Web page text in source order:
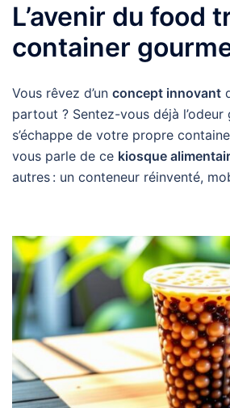
L’avenir du food
container
Vous rêvez d’un concept innovant
partout ? Sentez-vous déjà l’odeur
s’échappe de votre propre
vous parle de ce kiosque
autres : un conteneur réinventé,